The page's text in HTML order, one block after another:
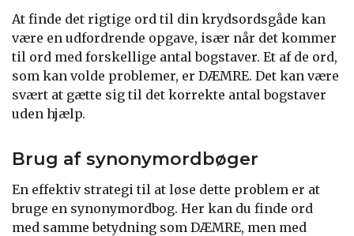
At finde det rigtige ord til din krydsordsgåde kan
være en udfordrende opgave, især når det kommer
til ord med forskellige antal bogstaver. Et af de ord,
som kan volde problemer, er DÆMRE. Det kan være
svært at gætte sig til det korrekte antal bogstaver
uden hjælp.
Brug af synonymordbøger
En effektiv strategi til at løse dette problem er at
bruge en synonymordbog. Her kan du finde ord
med samme betydning som DÆMRE, men med